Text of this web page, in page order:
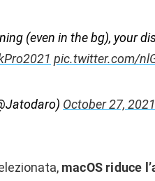
(even in the bg), your
pic.twitter.com/
October 27, 2021
macOS riduce